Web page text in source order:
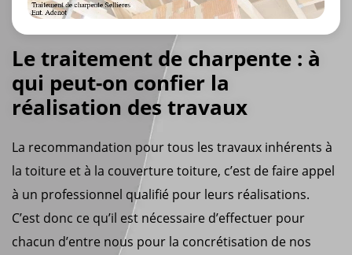
Le traitement de charpente : à
qui peut-on confier la
réalisation des travaux
La recommandation pour tous les travaux inhérents à
la toiture et à la couverture toiture, c’est de faire appel
à un professionnel qualifié pour leurs réalisations.
C’est donc ce qu’il est nécessaire d’effectuer pour
chacun d’entre nous pour la concrétisation de nos